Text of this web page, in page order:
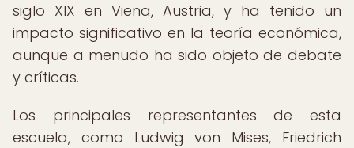
siglo XIX en Viena, Austria, y ha tenido un
impacto significativo en la teoría económica,
aunque a menudo ha sido objeto de debate
y críticas.
Los principales representantes de esta
escuela, como Ludwig von Mises, Friedrich